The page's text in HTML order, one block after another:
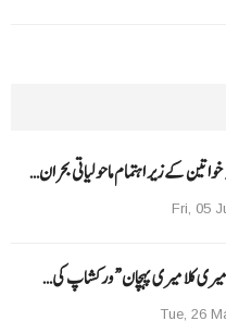
کے زیر اہتمام ماحولیاتی بحران…
Fri, 05
کلا میری پہچان“ ورکشاپ کی…
Tue, 26